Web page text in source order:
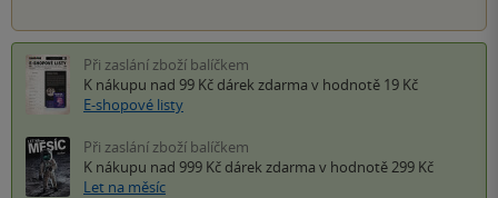
Při zaslání zboží balíčkem
K nákupu nad 99 Kč dárek zdarma v hodnotě 19 Kč
E-shopové listy
Při zaslání zboží balíčkem
K nákupu nad 999 Kč dárek zdarma v hodnotě 299 Kč
Let na měsíc